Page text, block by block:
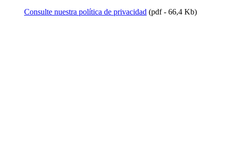
Consulte nuestra política de privacidad (pdf - 66,4 Kb)